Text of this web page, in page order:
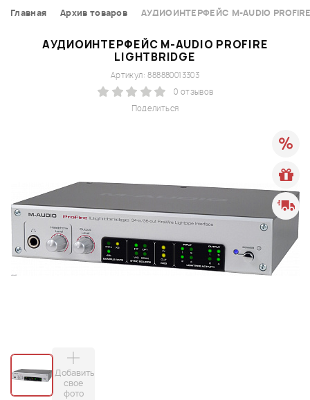
Главная Архив товаров АУДИОИНТЕРФЕЙС M-AUDIO PROFIRE
АУДИОИНТЕРФЕЙС M-AUDIO PROFIRE
LIGHTBRIDGE
Поделиться
Артикул: 888880013303
0 отзывов
Добавить
свое
фото